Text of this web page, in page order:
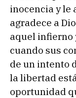
inocencia y le
agradece a
aquel infierno
cuando sus
de un intento
la libertad
oportunidad